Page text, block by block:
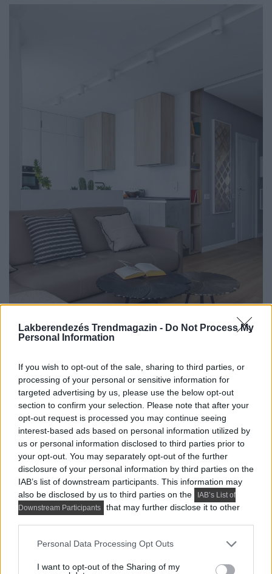
Lakberendezés Trendmagazin - Do Not Process My
Personal Information
If you wish to opt-out of the sale, sharing to third parties, or
processing of your personal or sensitive information for
targeted advertising by us, please use the below opt-out
section to confirm your selection. Please note that after your
opt-out request is processed you may continue seeing
interest-based ads based on personal information utilized by
us or personal information disclosed to third parties prior to
your opt-out. You may separately opt-out of the further
disclosure of your personal information by third parties on the
IAB’s list of downstream participants. This information may
also be disclosed by us to third parties on the
IAB’s List of
Downstream Participants
that may further disclose it to other
Please note that this website/app uses one or more Google
not limited to your visit or usage behaviour. You may click to
Personal Data Processing Opt Outs
I want to opt-out of the Sharing of my